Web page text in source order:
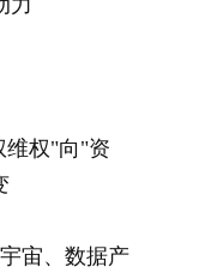
权"向"资
宙、数据产